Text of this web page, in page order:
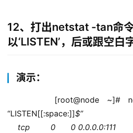
12、打出netstat -tan命
以‘LISTEN’，后或跟空白
演示：
[root@node ~]#
“LISTEN[[:space:]]$”
tcp        0      0 0.0.0.0:111